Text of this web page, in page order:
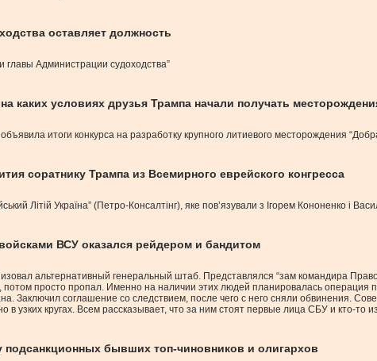
оставляет должность
Администрации судоходства”
каких условиях друзья Трампа начали получать
итоги конкурса на разработку крупного литиевого месторождения
соратнику Трампа из Всемирного еврейского конгресса
Літій Україна” (Петро-Консалтінг), яке пов’язували з Ігорем Кононенко і
ВСУ оказался рейдером и бандитом
альтернативный генеральный штаб. Представлялся “зам командира
просто пропал. Именно на наличии этих людей планировалась операция
Заключил соглашение со следствием, после чего с него сняли обвинения.
в узких кругах. Всем рассказывает, что за ним стоят первые лица СБУ и кто-то
бывших топ-чиновников и олигархов